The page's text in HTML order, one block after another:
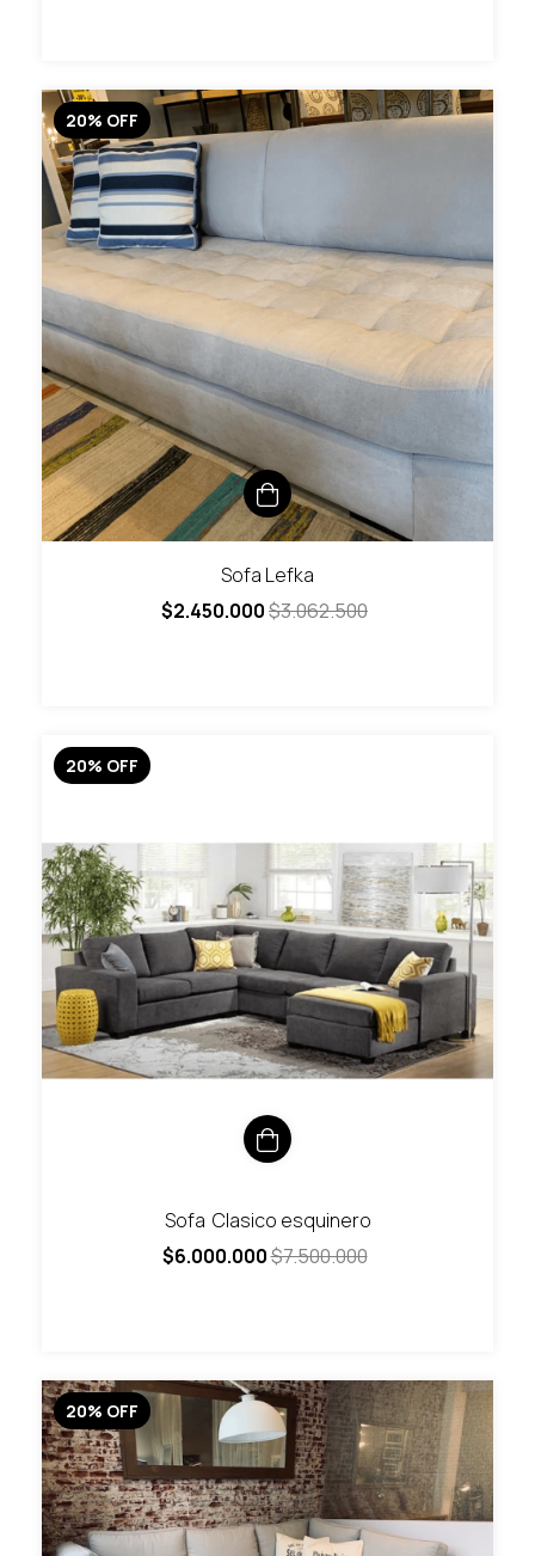
20% OFF
Sofa Lefka
$2.450.000$3.062.500
20% OFF
Sofa Clasico esquinero
$6.000.000$7.500.000
20% OFF